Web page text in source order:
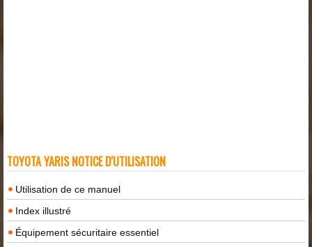
TOYOTA YARIS NOTICE D'UTILISATION
Utilisation de ce manuel
Index illustré
Équipement sécuritaire essentiel